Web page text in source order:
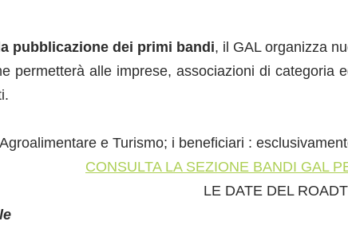
pubblicazione dei primi bandi, il GAL organizza
permetterà alle imprese, associazioni di
e Turismo; i beneficiari :
CONSULTA LA SEZIONE BANDI GAL
LE DATE DEL